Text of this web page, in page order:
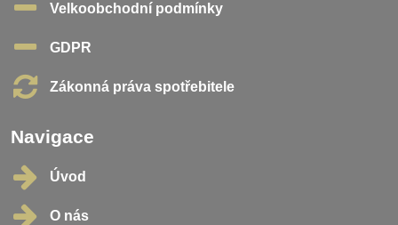
Velkoobchodní podmínky
GDPR
Zákonná práva spotřebitele
Navigace
Úvod
O nás